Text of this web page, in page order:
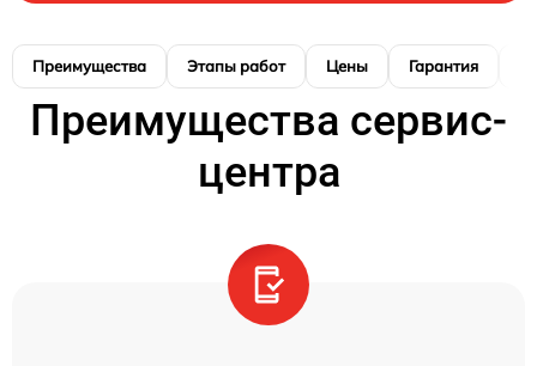
Преимущества Этапы работ Цены Гарантия
Преимущества сервис-
центра